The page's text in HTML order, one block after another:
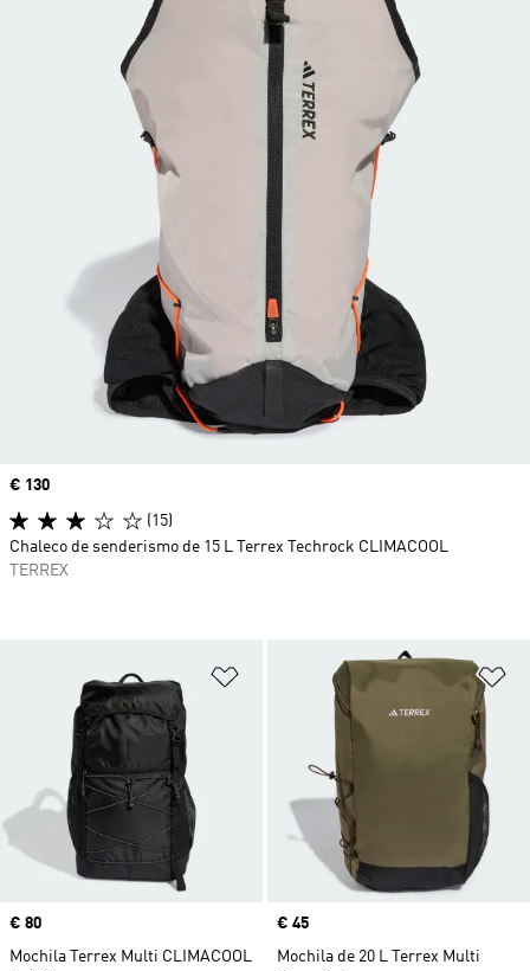
Añadir a la lista de deseos
Precio
€ 80
Mochila Terrex Multi CLIMACOOL
Precio
€ 45
Mochila de 20 L Terrex Multi
Precio
€ 130
(15)
Chaleco de senderismo de 15 L Terrex Techrock CLIMACOOL
TERREX